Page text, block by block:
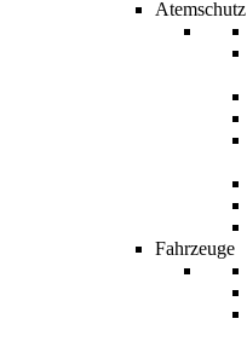
Atemschutz
Fahrzeuge